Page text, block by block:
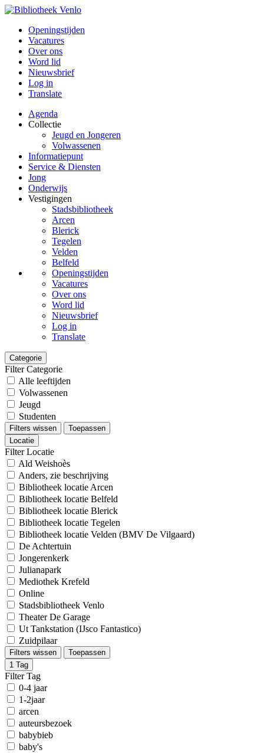
Openingstijden
Vacatures
Over ons
Word lid
Nieuwsbrief
Log in
Translate
Agenda
Collectie
Jeugd en Jongeren
Volwassenen
Informatiepunt
Service & Diensten
Jong
Onderwijs
Vestigingen
Stadsbibliotheek
Arcen
Blerick
Tegelen
Velden
Belfeld
Openingstijden
Vacatures
Over ons
Word lid
Nieuwsbrief
Log in
Translate
Categorie
Filter Categorie
Alle leeftijden
Volwassenen
Jeugd
Studenten
Filters wissen
Toepassen
Locatie
Filter Locatie
Ald Weishoès
Anders, zie beschrijving
Bibliotheek locatie Arcen
Bibliotheek locatie Belfeld
Bibliotheek locatie Blerick
Bibliotheek locatie Tegelen
Bibliotheek locatie Velden (BMV De Vilgaard)
De Achtertuin
Jongerenkerk
Julianapark
Mediothek Krefeld
Online
Stadsbibliotheek Venlo
Theater De Garage
Ut Tankstation (IJsco Fantastico)
Zuidpilaar
Filters wissen
Toepassen
1 Tag
Filter Tag
0-4 jaar
1-2jaar
arcen
auteursbezoek
babybieb
baby's